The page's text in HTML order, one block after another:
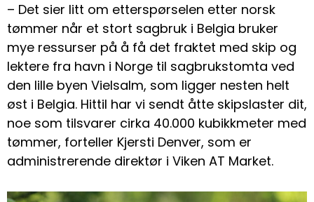
– Det sier litt om etterspørselen etter norsk
tømmer når et stort sagbruk i Belgia bruker
mye ressurser på å få det fraktet med skip og
lektere fra havn i Norge til sagbrukstomta ved
den lille byen Vielsalm, som ligger nesten helt
øst i Belgia. Hittil har vi sendt åtte skipslaster dit,
noe som tilsvarer cirka 40.000 kubikkmeter med
tømmer, forteller Kjersti Denver, som er
administrerende direktør i Viken AT Market.